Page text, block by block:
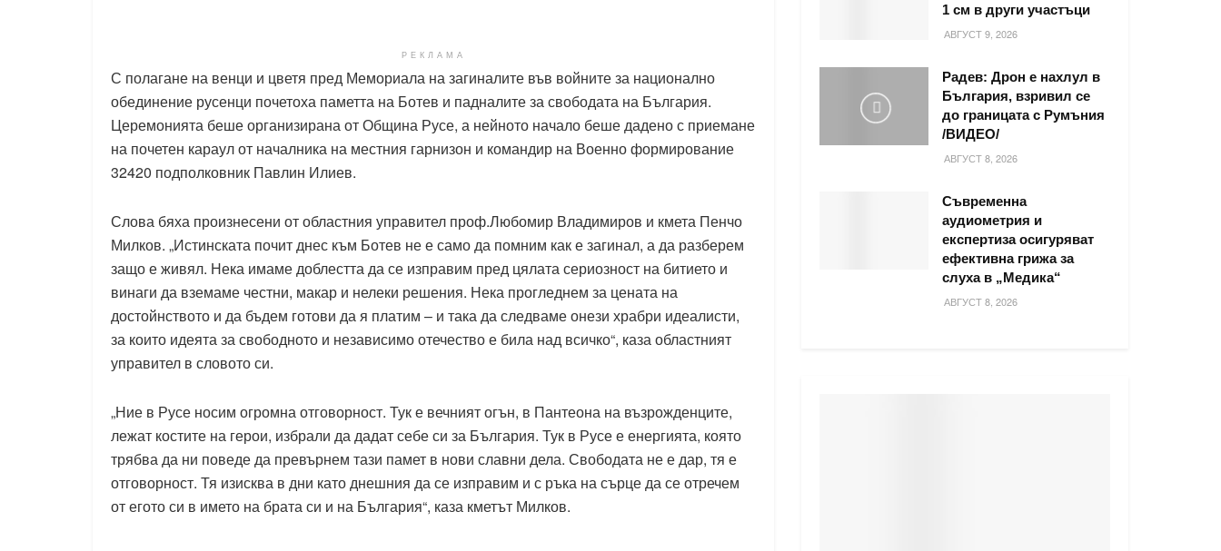
РЕКЛАМА
С полагане на венци и цветя пред Мемориала на загиналите във войните за национално
обединение русенци почетоха паметта на Ботев и падналите за свободата на България.
Церемонията беше организирана от Община Русе, а нейното начало беше дадено с приемане
на почетен караул от началника на местния гарнизон и командир на Военно формирование
32420 подполковник Павлин Илиев.
Слова бяха произнесени от областния управител проф.Любомир Владимиров и кмета Пенчо
Милков. „Истинската почит днес към Ботев не е само да помним как е загинал, а да разберем
защо е живял. Нека имаме доблестта да се изправим пред цялата сериозност на битието и
винаги да вземаме честни, макар и нелеки решения. Нека прогледнем за цената на
достойнството и да бъдем готови да я платим – и така да следваме онези храбри идеалисти,
за които идеята за свободното и независимо отечество е била над всичко“, каза областният
управител в словото си.
„Ние в Русе носим огромна отговорност. Тук е вечният огън, в Пантеона на възрожденците,
лежат костите на герои, избрали да дадат себе си за България. Тук в Русе е енергията, която
трябва да ни поведе да превърнем тази памет в нови славни дела. Свободата не е дар, тя е
отговорност. Тя изисква в дни като днешния да се изправим и с ръка на сърце да се отречем
от егото си в името на брата си и на България“, каза кметът Милков.
1 см в други участъци
АВГУСТ 9, 2026
Радев: Дрон е нахлул в
България, взривил се
до границата с Румъния
/ВИДЕО/
АВГУСТ 8, 2026
Съвременна
аудиометрия и
експертиза осигуряват
ефективна грижа за
слуха в „Медика“
АВГУСТ 8, 2026